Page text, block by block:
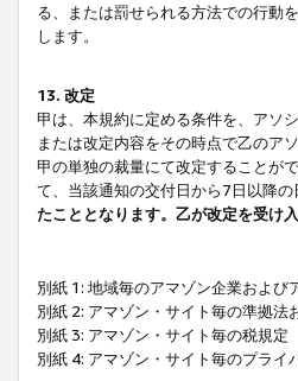
る、または罰せられる方法での行動
します。
13. 改定
甲は、本規約に定める条件を、アソ
または改定内容をその時点で乙のア
甲の単独の裁量にて改定することが
て、当該通知の交付日から7日以降の
たこととなります。乙が改定を受け
別紙 1: 地域毎のアマゾン企業および
別紙 2: アマゾン・サイト毎の準拠法
別紙 3: アマゾン・サイト毎の税規定
別紙 4: アマゾン・サイト毎のプライ